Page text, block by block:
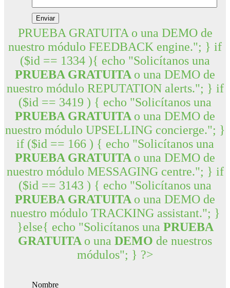
PRUEBA GRATUITA o una DEMO de
nuestro módulo FEEDBACK engine."; } if
($id == 1334 ){ echo "Solicítanos una
PRUEBA GRATUITA o una DEMO de
nuestro módulo REPUTATION alerts."; } if
($id == 3419 ) { echo "Solicítanos una
PRUEBA GRATUITA o una DEMO de
nuestro módulo UPSELLING concierge."; }
if ($id == 166 ) { echo "Solicítanos una
PRUEBA GRATUITA o una DEMO de
nuestro módulo MESSAGING centre."; } if
($id == 3143 ) { echo "Solicítanos una
PRUEBA GRATUITA o una DEMO de
nuestro módulo TRACKING assistant."; }
}else{ echo "Solicítanos una PRUEBA
GRATUITA o una DEMO de nuestros
módulos"; } ?>
Nombre